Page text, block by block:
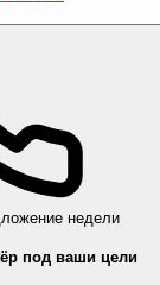
недели
под ваши цели